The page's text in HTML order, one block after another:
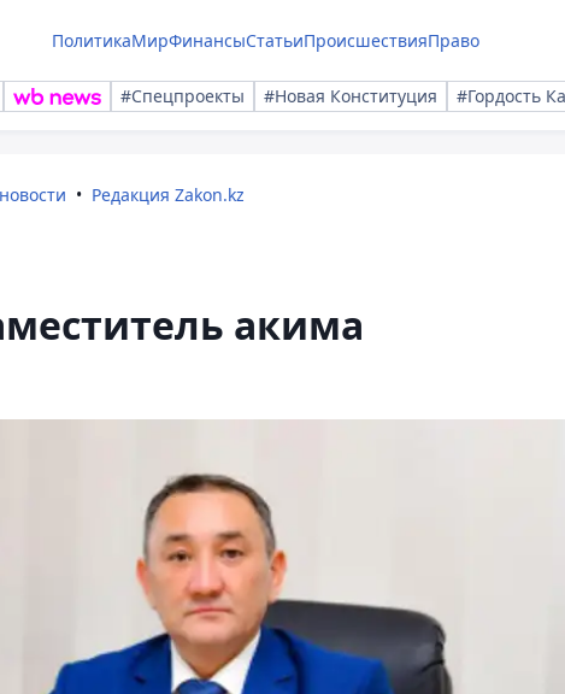
ПолитикаМирФинансыСтатьиПроисшествияПраво
#Спецпроекты #Новая Конституция #Гордость
Редакция Zakon.kz
акима